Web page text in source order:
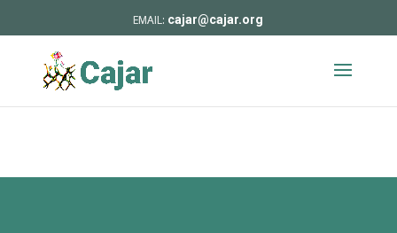
cajar@cajar.org